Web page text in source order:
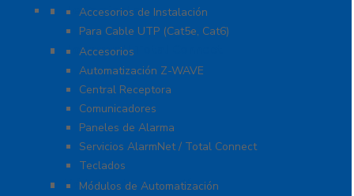
Herramientas
Accesorios de Instalación
Para Cable UTP (Cat5e, Cat6)
Honeywell Total Connect
Accesorios
Automatización Z-WAVE
Central Receptora
Comunicadores
Paneles de Alarma
Servicios AlarmNet / Total Connect
Teclados
Módulos de Expansión
Módulos de Automatización